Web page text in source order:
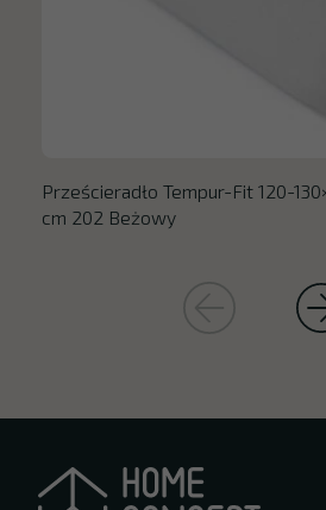
Prześcieradło Tempur-Fit 120-
cm 202 Beżowy